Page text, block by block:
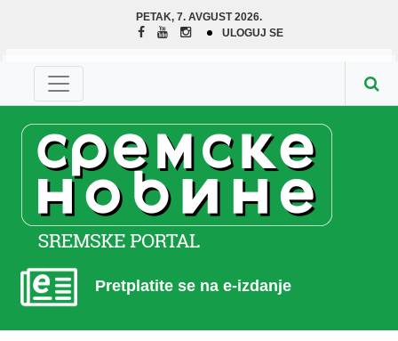
PETAK, 7. AVGUST 2026.
ULOGUJ SE
Pretplatite se na e-izdanje